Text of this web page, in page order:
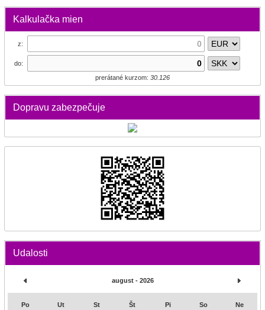
Kalkulačka mien
z:
do:
prerátané kurzom: 30.126
Dopravu zabezpečuje
Udalosti
august - 2026
Po Ut St Št Pi So Ne